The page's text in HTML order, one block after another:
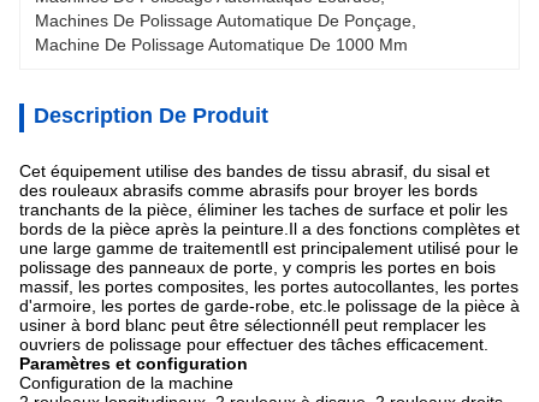
Machines De Polissage Automatique De Ponçage
Machine De Polissage Automatique De 1000 Mm
Description De Produit
Cet équipement utilise des bandes de tissu abrasif, du sisal et
des rouleaux abrasifs comme abrasifs pour broyer les bords
tranchants de la pièce, éliminer les taches de surface et polir les
bords de la pièce après la peinture.Il a des fonctions complètes et
une large gamme de traitementIl est principalement utilisé pour le
polissage des panneaux de porte, y compris les portes en bois
massif, les portes composites, les portes autocollantes, les portes
d'armoire, les portes de garde-robe, etc.le polissage de la pièce à
usiner à bord blanc peut être sélectionnéIl peut remplacer les
ouvriers de polissage pour effectuer des tâches efficacement.
Paramètres et configuration
Configuration de la machine